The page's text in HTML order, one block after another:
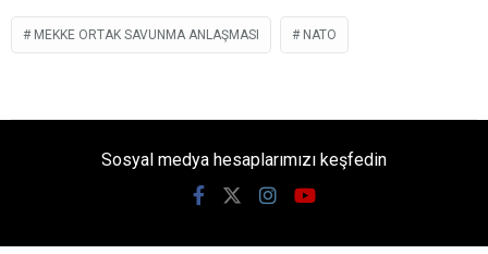
MEKKE ORTAK SAVUNMA ANLAŞMASI NATO
Sosyal medya hesaplarımızı keşfedin